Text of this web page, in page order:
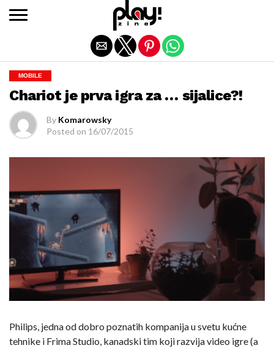
MOBILE
Chariot je prva igra za … sijalice?!
By Komarowsky
Posted on 16/07/2015
Philips, jedna od dobro poznatih kompanija u svetu kućne
tehnike i Frima Studio, kanadski tim koji razvija video igre (a
Exit mobile version